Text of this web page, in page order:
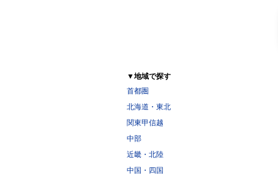
▼地域で探す
首都圏
北海道・東北
関東甲信越
中部
近畿・北陸
中国・四国